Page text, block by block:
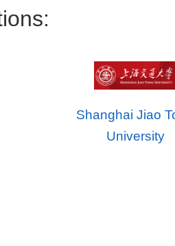
Shanghai Jiao
University